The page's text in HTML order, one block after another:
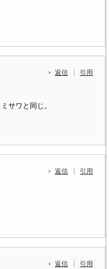
返信 引用
サワと同じ。
返信 引用
返信 引用